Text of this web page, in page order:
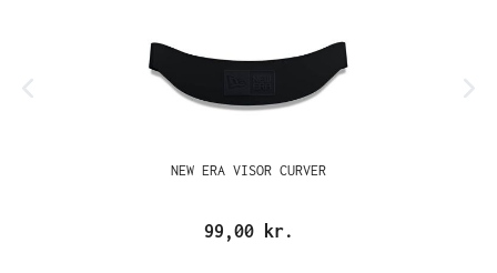
NEW ERA VISOR CURVER
99,00 kr.